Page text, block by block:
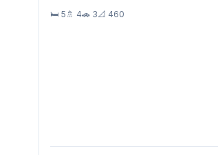
🛏 5 🚿 4🚗 3📐 460